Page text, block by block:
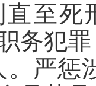
至死
务犯
。严惩